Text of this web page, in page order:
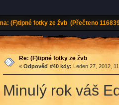
(F)tipné fotky ze žvb (Přečteno
Re: (F)tipné fotky ze žvb
« Odpověď #40 kdy: Leden 27, 2012,
Minulý rok váš